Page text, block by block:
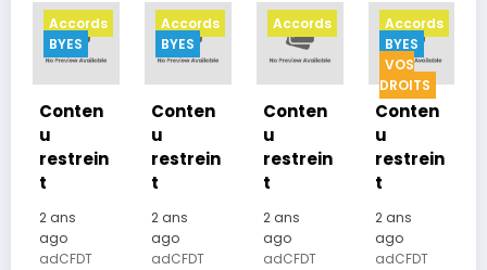
Accords
BYES
Conten
u
restrein
t
2 ans
ago
adCFDT
Accords
Conten
u
restrein
t
2 ans
ago
adCFDT
Accords
BYES
VOS
DROITS
Conten
u
restrein
t
2 ans
ago
adCFDT
Accords
BYES
Conten
u
restrein
t
2 ans
ago
adCFDT